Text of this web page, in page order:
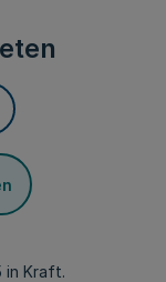
in Kraft.